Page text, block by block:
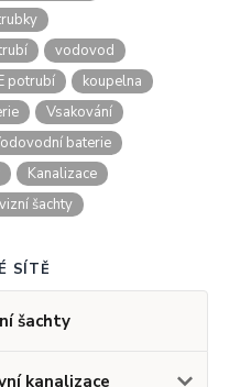
vodovod
potrubí
koupelna
Vsakování
baterie
Kanalizace
šachty
SÍTĚ
šachty
kanalizace